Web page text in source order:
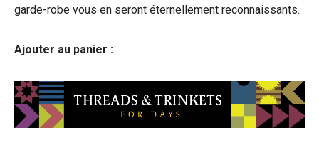
garde-robe vous en seront éternellement reconnaissants.
Ajouter au panier :